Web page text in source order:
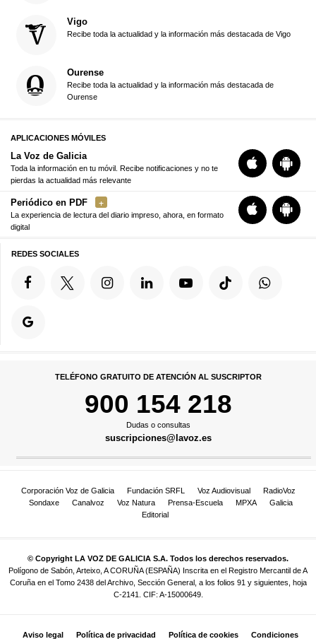
Vigo
Recibe toda la actualidad y la información más destacada de Vigo
Ourense
Recibe toda la actualidad y la información más destacada de
Ourense
APLICACIONES MÓVILES
La Voz de Galicia
Toda la información en tu móvil. Recibe notificaciones y no te
pierdas la actualidad más relevante
Periódico en PDF
La experiencia de lectura del diario impreso, ahora, en formato
digital
REDES SOCIALES
TELÉFONO GRATUITO DE ATENCIÓN AL SUSCRIPTOR
900 154 218
Dudas o consultas
suscripciones@lavoz.es
Corporación Voz de Galicia Fundación SRFL Voz Audiovisual
RadioVoz
Sondaxe
Canalvoz Voz Natura Prensa-Escuela MPXA
Galicia
Editorial
© Copyright LA VOZ DE GALICIA S.A. Todos los derechos reservados.
Polígono de Sabón, Arteixo, A CORUÑA (ESPAÑA) Inscrita en el Registro Mercantil de A
Coruña en el Tomo 2438 del Archivo, Sección General, a los folios 91 y siguientes, hoja
C-2141. CIF: A-15000649.
Aviso legal Política de privacidad Política de cookies Condiciones